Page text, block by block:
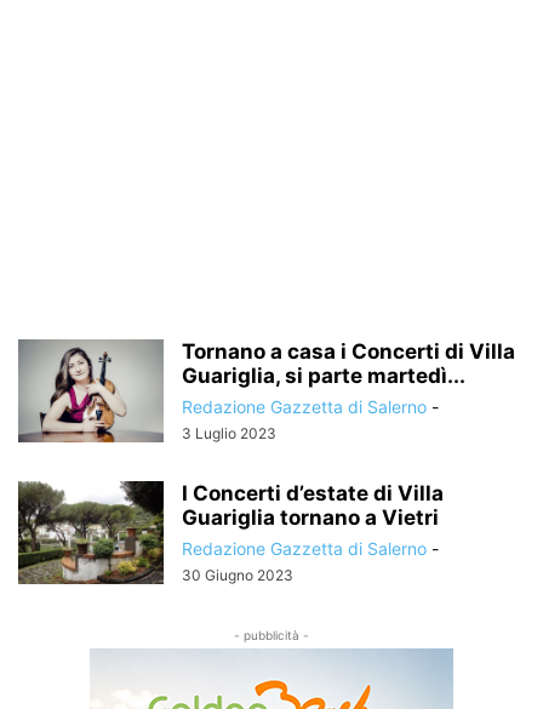
Tornano a casa i Concerti di Villa
Guariglia, si parte martedì...
Redazione Gazzetta di Salerno -
3 Luglio 2023
I Concerti d’estate di Villa
Guariglia tornano a Vietri
Redazione Gazzetta di Salerno -
30 Giugno 2023
- pubblicità -